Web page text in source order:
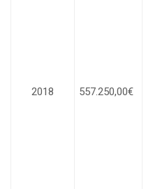
2018 557.250,00€